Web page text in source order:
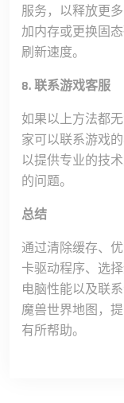
服务，以释放更
加内存或更换固
刷新速度。
8. 联系游戏客服
如果以上方法都
家可以联系游戏
以提供专业的技
的问题。
总结
通过清除缓存、
卡驱动程序、选
电脑性能以及联
魔兽世界地图，
有所帮助。